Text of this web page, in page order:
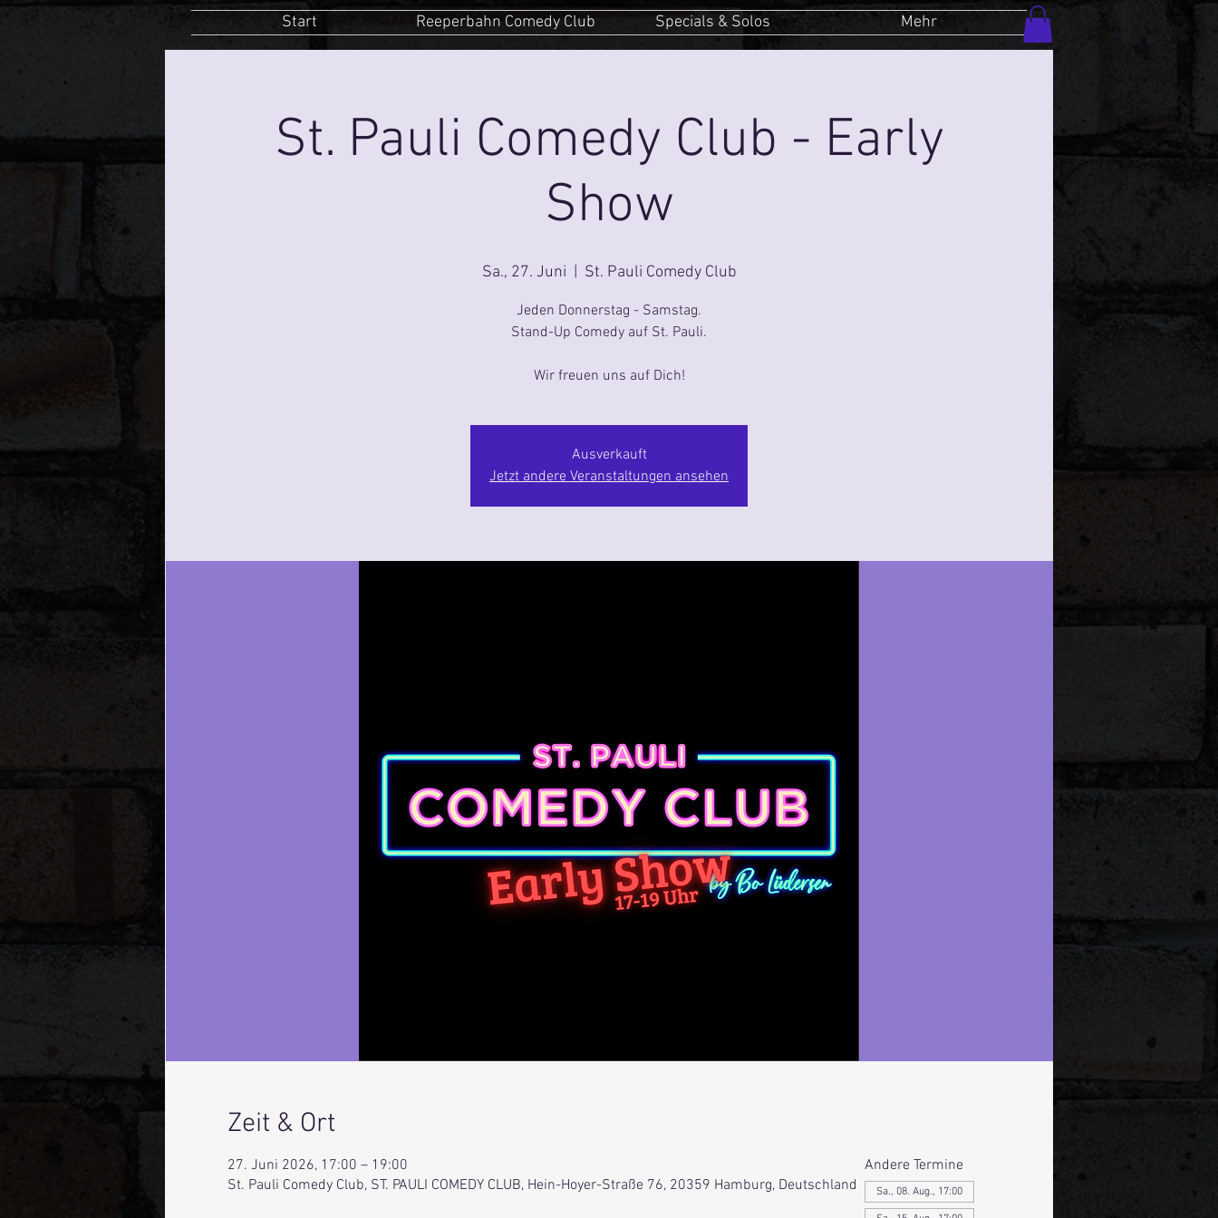
Start Reeperbahn Comedy Club Specials & Solos Mehr
St. Pauli Comedy Club - Early
Show
Sa., 27. Juni St. Pauli Comedy Club
Jeden Donnerstag - Samstag.
Stand-Up Comedy auf St. Pauli.
Wir freuen uns auf Dich!
Ausverkauft
Jetzt andere Veranstaltungen ansehen
Zeit & Ort
27. Juni 2026, 17:00 – 19:00
St. Pauli Comedy Club, ST. PAULI COMEDY CLUB, Hein-Hoyer-Straße 76, 20359 Hamburg, Deutschland
Andere Termine
Sa., 08. Aug., 17:00